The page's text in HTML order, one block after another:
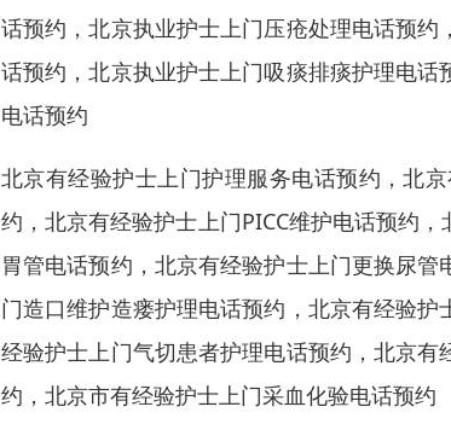
话预约，北京执业护士上门压疮处理电话预
话预约，北京执业护士上门吸痰排痰护理电
电话预约
北京有经验护士上门护理服务电话预约，北
约，北京有经验护士上门PICC维护电话预约
胃管电话预约，北京有经验护士上门更换尿
门造口维护造瘘护理电话预约，北京有经验
经验护士上门气切患者护理电话预约，北京
约，北京市有经验护士上门采血化验电话预约